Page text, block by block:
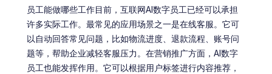
员工能做哪些工作目前，互联网AI数字员工已经可以承担
许多实际工作。最常见的应用场景之一是在线客服。它可
以自动回答常见问题，比如物流进度、退款流程、账号问
题等，帮助企业减轻客服压力。在营销推广方面，AI数字
员工也能发挥作用。它可以根据用户标签进行内容推荐，